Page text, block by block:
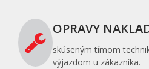
OPRAVY
skúseným tímom
výjazdom u zákazníka.